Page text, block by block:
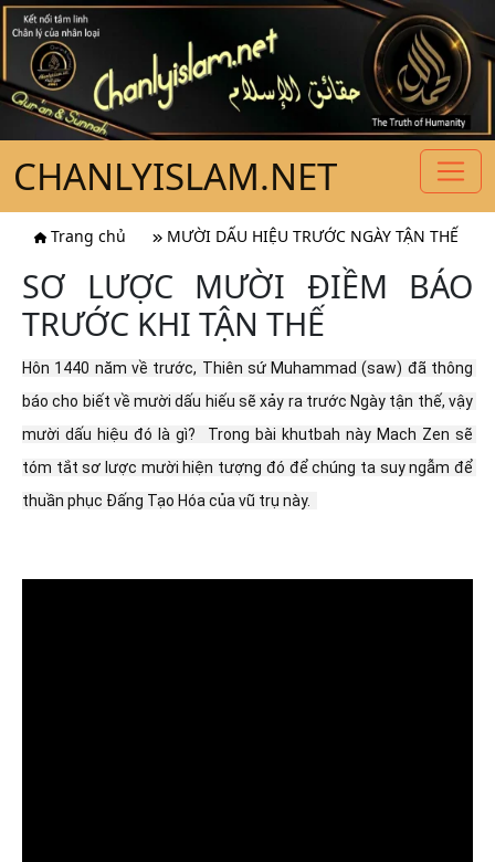
CHANLYISLAM.NET
Trang chủ MƯỜI DẤU HIỆU TRƯỚC NGÀY TẬN THẾ
SƠ LƯỢC MƯỜI ĐIỀM BÁO
TRƯỚC KHI TẬN THẾ
Hôn 1440 năm về trước, Thiên sứ Muhammad (saw) đã thông
báo cho biết về mười dấu hiếu sẽ xảy ra trước Ngày tận thế, vậy
mười dấu hiệu đó là gì?  Trong bài khutbah này Mach Zen sẽ
tóm tắt sơ lược mười hiện tượng đó để chúng ta suy ngẫm để
thuần phục Đấng Tạo Hóa của vũ trụ này.